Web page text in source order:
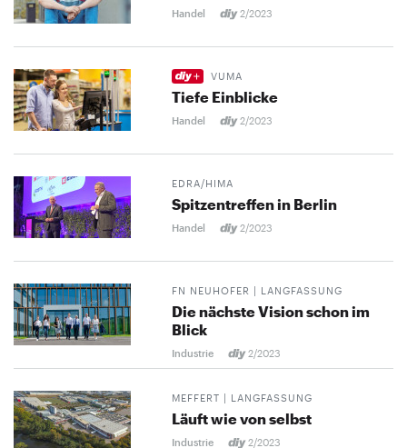
Handel 2/2023
VUMA
Tiefe Einblicke
Handel 2/2023
EDRA/HIMA
Spitzentreffen in Berlin
Handel 2/2023
FN NEUHOFER | LANGFASSUNG
Die nächste Vision schon im
Blick
Industrie 2/2023
MEFFERT | LANGFASSUNG
Läuft wie von selbst
Industrie 2/2023